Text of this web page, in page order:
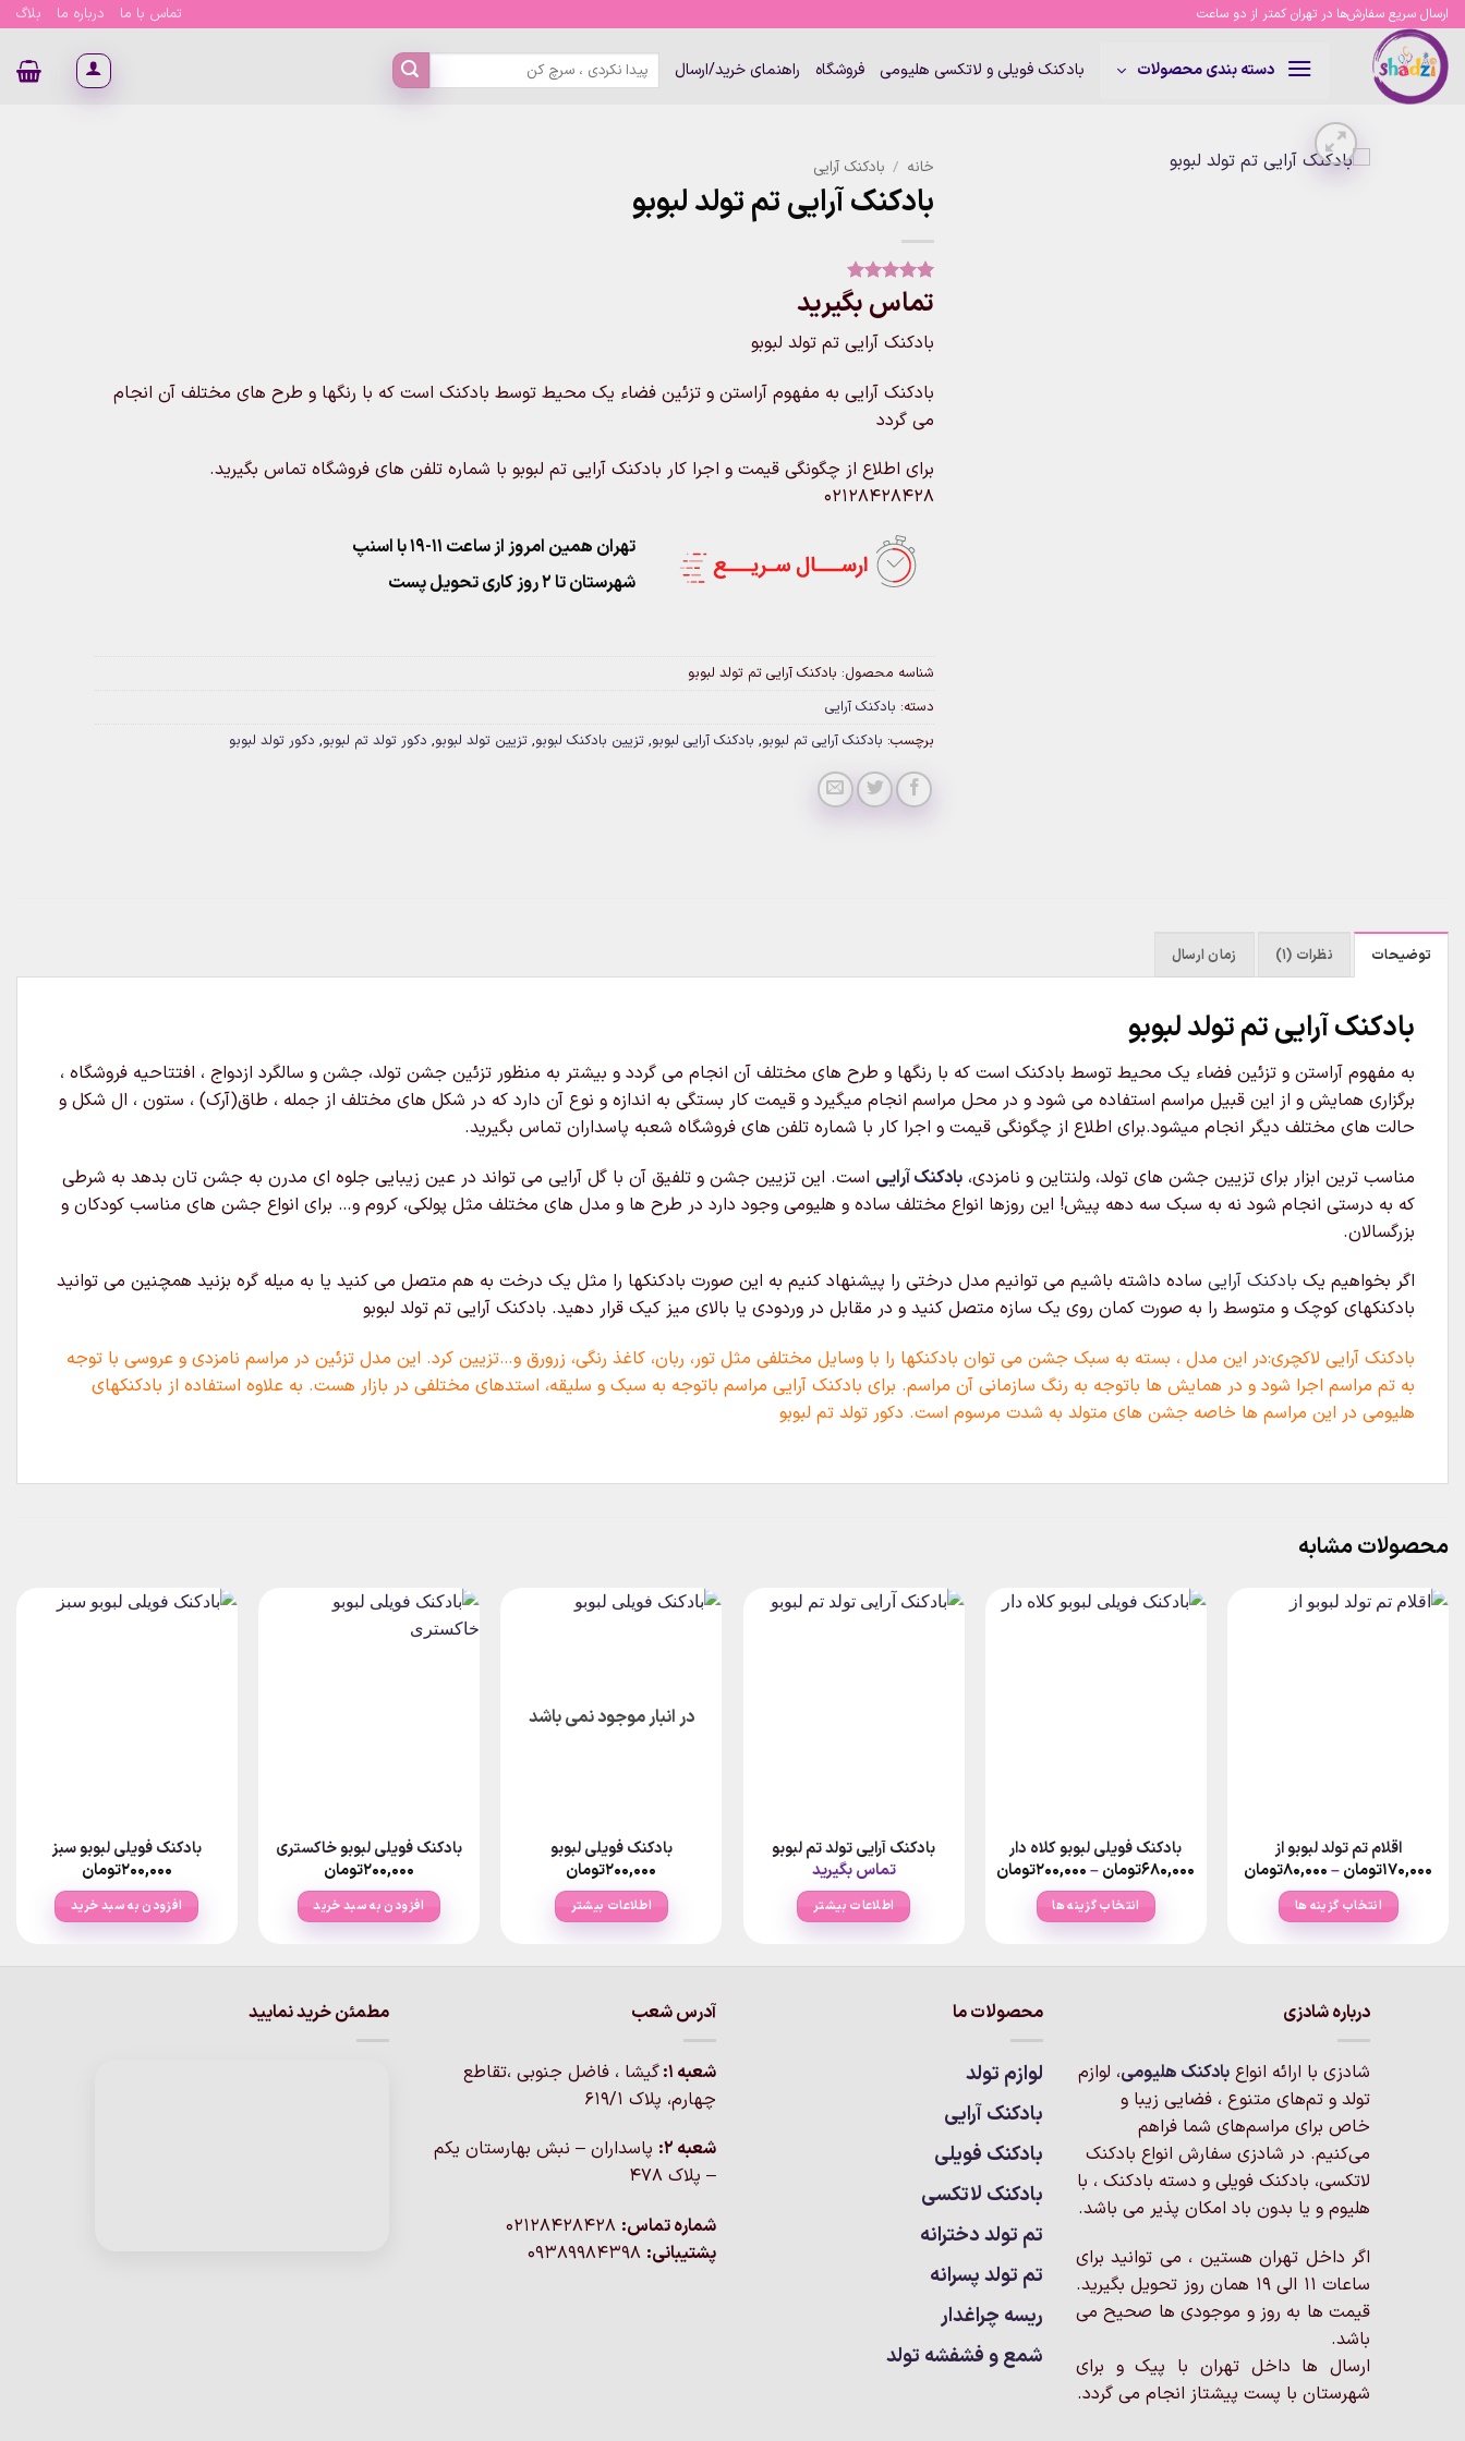
Skip
content
ارسال سریع سفارش‌ها در تهران کمتر از دو ساعت تماس با ما درباره ما بلاگ
دسته بندی محصولات بادکنک فویلی و لاتکسی هلیومی فروشگاه راهنمای خرید/ارسال
جستجو
برای:
خانه / بادکنک آرایی
بادکنک آرایی تم تولد لبوبو
امتیاز
از
5 امتیاز
1
تماس بگیرید
بادکنک آرایی تم تولد لبوبو
بادکنک آرایی به مفهوم آراستن و تزئین فضاء یک محیط توسط بادکنک است که با رنگها و طرح های مختلف آن انجام
می گردد
برای اطلاع از چگونگی قیمت و اجرا کار بادکنک آرایی تم لبوبو با شماره تلفن های فروشگاه تماس بگیرید.
02128428428
تهران همین امروز از ساعت ۱۱-۱۹ با اسنپ
شهرستان تا 2 روز کاری تحویل پست
شناسه محصول: بادکنک آرایی تم تولد لبوبو
دسته: بادکنک آرایی
برچسب: بادکنک آرایی تم لبوبو, بادکنک آرایی لبوبو, تزیین بادکنک لبوبو, تزیین تولد لبوبو, دکور تولد تم لبوبو, دکور تولد لبوبو
توضیحات نظرات (1) زمان ارسال
بادکنک آرایی تم تولد لبوبو
به مفهوم آراستن و تزئین فضاء یک محیط توسط بادکنک است که با رنگها و طرح های مختلف آن انجام می گردد و بیشتر به منظور تزئین جشن تولد، جشن و سالگرد ازدواج ، افتتاحیه فروشگاه ،
برگزاری همایش و از این قبیل مراسم استفاده می شود و در محل مراسم انجام میگیرد و قیمت کار بستگی به اندازه و نوع آن دارد که در شکل های مختلف از جمله ، طاق(آرک) ، ستون ، ال شکل و
حالت های مختلف دیگر انجام میشود.برای اطلاع از چگونگی قیمت و اجرا کار با شماره تلفن های فروشگاه شعبه پاسداران تماس بگیرید.
مناسب ترین ابزار برای تزیین جشن های تولد، ولنتاین و نامزدی، بادکنک آرایی است. این تزیین جشن و تلفیق آن با گل آرایی می تواند در عین زیبایی جلوه ای مدرن به جشن تان بدهد به شرطی
که به درستی انجام شود نه به سبک سه دهه پیش! این روزها انواع مختلف ساده و هلیومی وجود دارد در طرح ها و مدل های مختلف مثل پولکی، کروم و… برای انواع جشن های مناسب کودکان و
بزرگسالان.
اگر بخواهیم یک بادکنک آرایی ساده داشته باشیم می توانیم مدل درختی را پیشنهاد کنیم به این صورت بادکنکها را مثل یک درخت به هم متصل می کنید یا به میله گره بزنید همچنین می توانید
بادکنکهای کوچک و متوسط را به صورت کمان روی یک سازه متصل کنید و در مقابل در وردودی یا بالای میز کیک قرار دهید. بادکنک آرایی تم تولد لبوبو
بادکنک آرایی لاکچری:در این مدل ، بسته به سبک جشن می توان بادکنکها را با وسایل مختلفی مثل تور، ربان، کاغذ رنگی، زرورق و…تزیین کرد. این مدل تزئین در مراسم نامزدی و عروسی با توجه
به تم مراسم اجرا شود و در همایش ها باتوجه به رنگ سازمانی آن مراسم. برای بادکنک آرایی مراسم باتوجه به سبک و سلیقه، استدهای مختلفی در بازار هست. به علاوه استفاده از بادکنکهای
هلیومی در این مراسم ها خاصه جشن های متولد به شدت مرسوم است. دکور تولد تم لبوبو
محصولات مشابه
اقلام تم تولد لبوبو از
۱۷۰,۰۰۰تومان– ۸۰,۰۰۰تومانPrice
range:
انتخاب گزینه ها
انواع
باشد.
گزینه
ها
ممکن
است
در
محصول
انتخاب
شوند
بادکنک فویلی لبوبو کلاه دار
۶۸۰,۰۰۰تومان– ۲۰۰,۰۰۰تومانPrice
range:
۲۰۰,۰۰۰تومان انتخاب گزینه ها
می
باشد.
ممکن
است
در
محصول
انتخاب
شوند
بادکنک آرایی تولد تم لبوبو
تماس بگیرید
اطلاعات بیشتر
در انبار موجود نمی باشد
بادکنک فویلی لبوبو
۲۰۰,۰۰۰تومان
اطلاعات بیشتر
بادکنک فویلی لبوبو خاکستری
۲۰۰,۰۰۰تومان
افزودن به سبد خرید
بادکنک فویلی لبوبو سبز
۲۰۰,۰۰۰تومان
افزودن به سبد خرید
درباره شادزی
شادزی با ارائه انواع بادکنک‌ هلیومی، لوازم
تولد و تم‌های متنوع ، فضایی زیبا و
خاص برای مراسم‌های شما فراهم
می‌کنیم. در شادزی سفارش انواع بادکنک
لاتکسی، بادکنک فویلی و دسته بادکنک ، با
هلیوم و یا بدون باد امکان پذیر می باشد.
اگر داخل تهران هستین ، می توانید برای
ساعات 11 الی 19 همان روز تحویل بگیرید.
قیمت ها به روز و موجودی ها صحیح می
باشد.
ارسال ها داخل تهران با پیک و برای
شهرستان با پست پیشتاز انجام می گردد.
محصولات ما
لوازم تولد
بادکنک آرایی
بادکنک فویلی
بادکنک لاتکسی
تم تولد دخترانه
تم تولد پسرانه
ریسه چراغدار
شمع و فشفشه تولد
آدرس شعب
شعبه 1:
گيشا ، فاضل جنوبی ،تقاطع
چهارم، پلاک 619/1
شعبه 2:
پاسداران – نبش بهارستان یکم
– پلاک ۴۷۸
شماره تماس:
پشتیبانی:
مطمئن خرید نمایید